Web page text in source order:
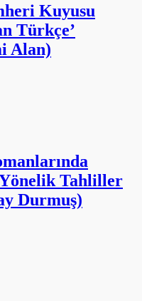
Kuyusu
Türkçe’
Alan)
Yönelik Tahliller
Durmuş)